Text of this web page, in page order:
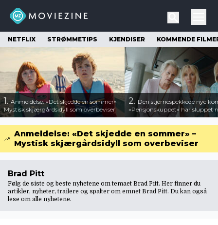
NETFLIX STRØMMETIPS KJENDISER KOMMENDE
1.Anmeldelse: «Det skjedde en sommer» –
Mystisk skjærgårdsidyll som overbeviser
2. Den stjernespekkede nye
«Pensjonskuppet» har sluppet
Anmeldelse: «Det skjedde en sommer» –
Mystisk skjærgårdsidyll som overbeviser
Brad Pitt
Følg de siste og beste nyhetene om temaet Brad Pitt. Her finner du
artikler, nyheter, trailere og spalter om emnet Brad Pitt. Du kan også
lese om alle nyhetene.